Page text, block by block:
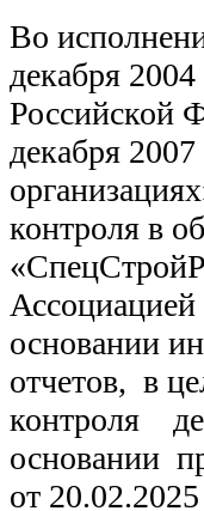
Во
декабря
Российской
декабря
контроля в
Ассоциацией
основании
отчетов, в
контроля
основании
от